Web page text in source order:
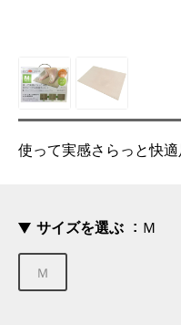
使って実感さらっと快
サイズを選ぶ Ｍ
Ｍ